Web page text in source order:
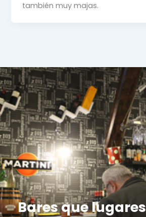
también muy majas.
Bares que lugares